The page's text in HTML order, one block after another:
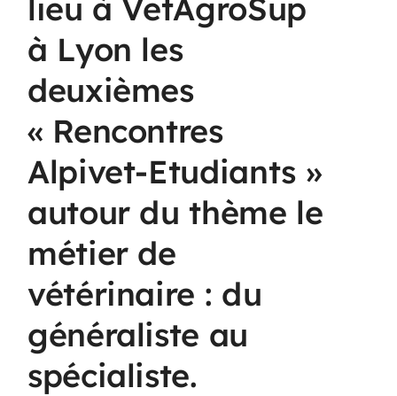
lieu à VetAgroSup
à Lyon les
deuxièmes
« Rencontres
Alpivet-Etudiants »
autour du thème le
métier de
vétérinaire : du
généraliste au
spécialiste.